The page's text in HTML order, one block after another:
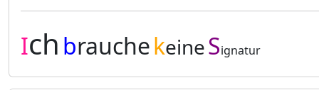
Ich brauchekeineSignatur